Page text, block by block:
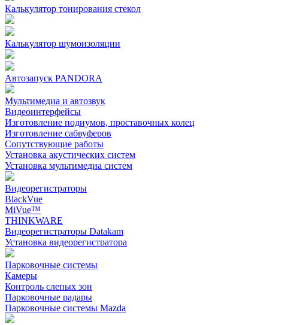
Калькулятор тонирования стекол
Калькулятор шумоизоляции
Автозапуск PANDORA
Мультимедиа и автозвук
Видеоинтерфейсы
Изготовление подиумов, проставочных колец
Изготовление сабвуферов
Сопутствующие работы
Установка акустических систем
Установка мультимедиа систем
Видеорегистраторы
BlackVue
MiVue™
THINKWARE
Видеорегистраторы Datakam
Установка видеорегистратора
Парковочные системы
Камеры
Контроль слепых зон
Парковочные радары
Парковочные системы Mazda